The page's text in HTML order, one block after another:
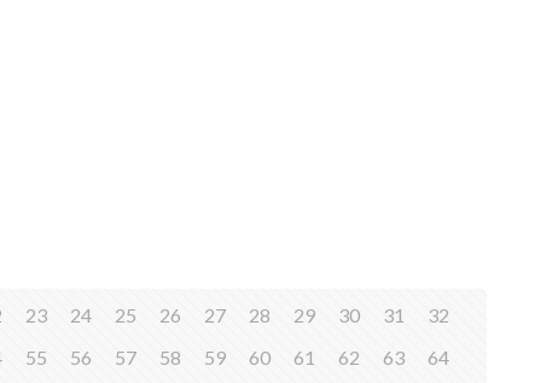
23 24 25 26 27 28 29 30 31
32
55 56 57 58 59 60 61 62 63
64